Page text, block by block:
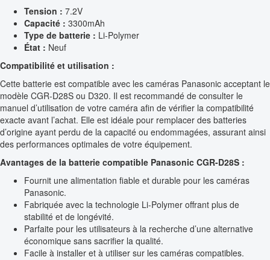
Tension : 7.2V
Capacité : 3300mAh
Type de batterie : Li-Polymer
État : Neuf
Compatibilité et utilisation :
Cette batterie est compatible avec les caméras Panasonic acceptant le
modèle CGR-D28S ou D320. Il est recommandé de consulter le
manuel d’utilisation de votre caméra afin de vérifier la compatibilité
exacte avant l’achat. Elle est idéale pour remplacer des batteries
d’origine ayant perdu de la capacité ou endommagées, assurant ainsi
des performances optimales de votre équipement.
Avantages de la batterie compatible Panasonic CGR-D28S :
Fournit une alimentation fiable et durable pour les caméras
Panasonic.
Fabriquée avec la technologie Li-Polymer offrant plus de
stabilité et de longévité.
Parfaite pour les utilisateurs à la recherche d’une alternative
économique sans sacrifier la qualité.
Facile à installer et à utiliser sur les caméras compatibles.